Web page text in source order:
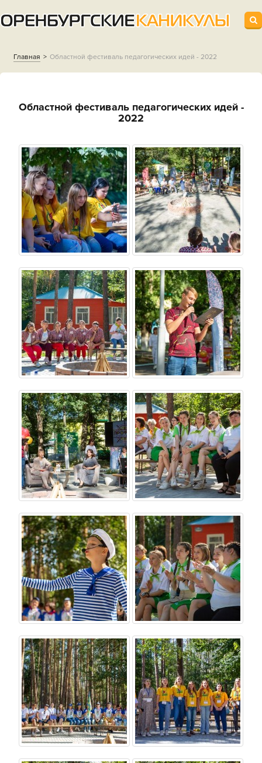
Главная Областной фестиваль педагогических идей - 2022
Областной фестиваль педагогических идей -
2022